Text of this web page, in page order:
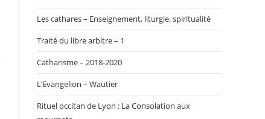
Les cathares – Enseignement, liturgie, spiritualité
Traité du libre arbitre – 1
Catharisme – 2018-2020
L’Evangelion – Wautier
Rituel occitan de Lyon : La Consolation aux